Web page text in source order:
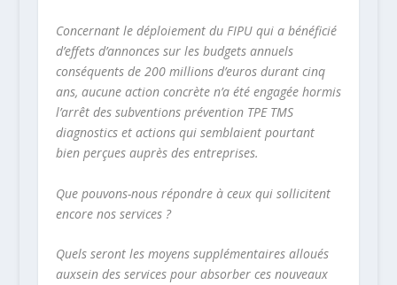
Concernant le déploiement du FIPU qui a bénéficié
d’effets d’annonces sur les budgets annuels
conséquents de 200 millions d’euros durant cinq
ans, aucune action concrète n’a été engagée hormis
l’arrêt des subventions prévention TPE TMS
diagnostics et actions qui semblaient pourtant
bien perçues auprès des entreprises.
Que pouvons-nous répondre à ceux qui sollicitent
encore nos services ?
Quels seront les moyens supplémentaires alloués
auxsein des services pour absorber ces nouveaux